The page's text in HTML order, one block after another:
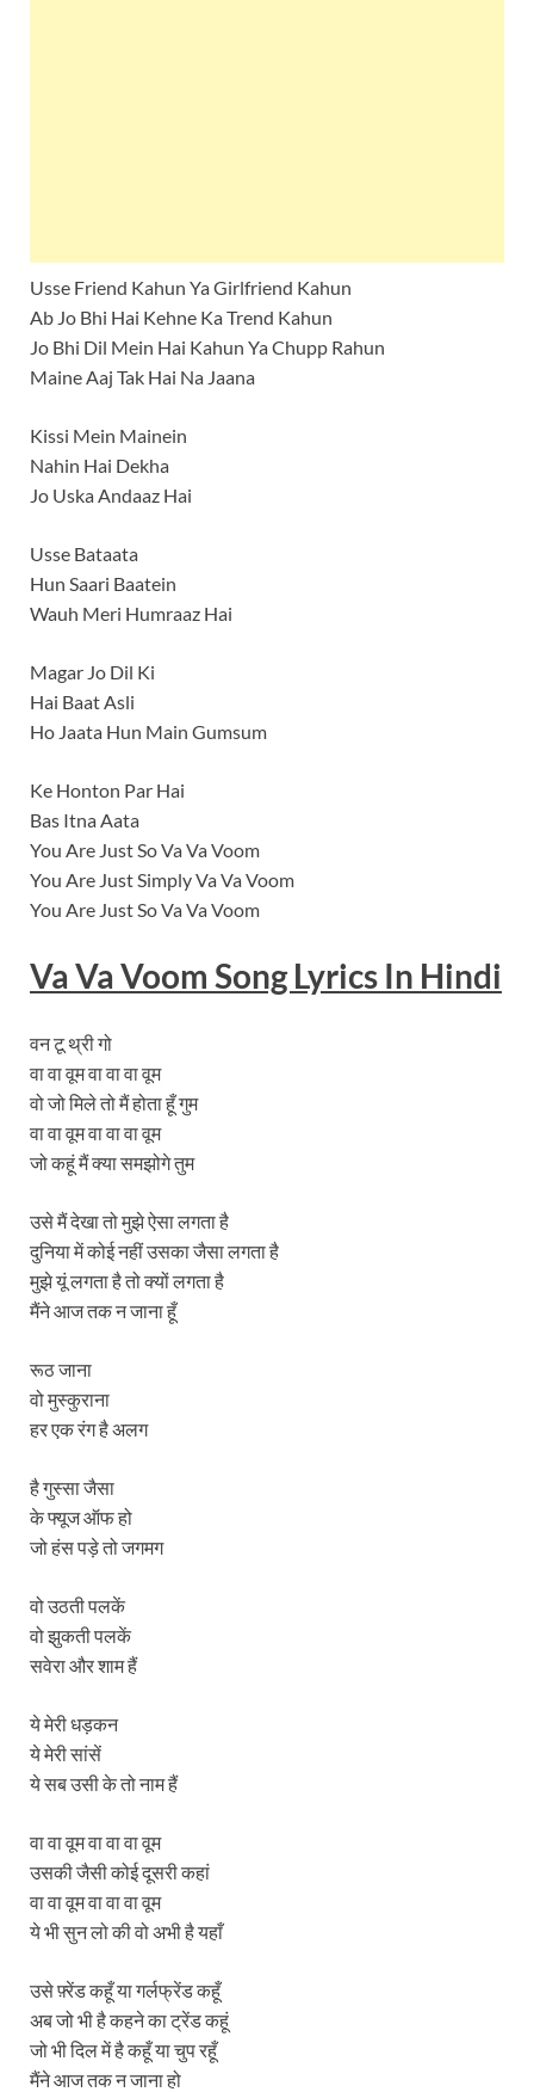
Usse Friend Kahun Ya Girlfriend Kahun
Ab Jo Bhi Hai Kehne Ka Trend Kahun
Jo Bhi Dil Mein Hai Kahun Ya Chupp Rahun
Maine Aaj Tak Hai Na Jaana
Kissi Mein Mainein
Nahin Hai Dekha
Jo Uska Andaaz Hai
Usse Bataata
Hun Saari Baatein
Wauh Meri Humraaz Hai
Magar Jo Dil Ki
Hai Baat Asli
Ho Jaata Hun Main Gumsum
Ke Honton Par Hai
Bas Itna Aata
You Are Just So Va Va Voom
You Are Just Simply Va Va Voom
You Are Just So Va Va Voom
Va Va Voom Song Lyrics In Hindi
वन टू थ्री गो
वा वा वूम वा वा वा वूम
वो जो मिले तो मैं होता हूँ गुम
वा वा वूम वा वा वा वूम
जो कहूं मैं क्या समझोगे तुम
उसे मैं देखा तो मुझे ऐसा लगता है
दुनिया में कोई नहीं उसका जैसा लगता है
मुझे यूं लगता है तो क्यों लगता है
मैंने आज तक न जाना हूँ
रूठ जाना
वो मुस्कुराना
हर एक रंग है अलग
है गुस्सा जैसा
के फ्यूज ऑफ हो
जो हंस पड़े तो जगमग
वो उठती पलकें
वो झुकती पलकें
सवेरा और शाम हैं
ये मेरी धड़कन
ये मेरी सांसें
ये सब उसी के तो नाम हैं
वा वा वूम वा वा वा वूम
उसकी जैसी कोई दूसरी कहां
वा वा वूम वा वा वा वूम
ये भी सुन लो की वो अभी है यहाँ
उसे फ़्रेंड कहूँ या गर्लफ्रेंड कहूँ
अब जो भी है कहने का ट्रेंड कहूं
जो भी दिल में है कहूँ या चुप रहूँ
मैंने आज तक न जाना हो